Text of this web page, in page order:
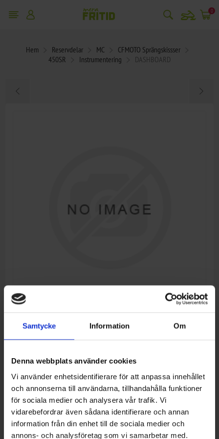
Samtycke Information Om
Denna webbplats använder cookies
Vi använder enhetsidentifierare för att anpassa innehållet
och annonserna till användarna, tillhandahålla funktioner
för sociala medier och analysera vår trafik. Vi
vidarebefordrar även sådana identifierare och annan
information från din enhet till de sociala medier och
annons- och analysföretag som vi samarbetar med.
snowmobile 0
Hem Reservdelar MC
CFMOTO Sprängskissser
450SR
Instrumentering DASHBOARD
DASHBOARD
Artikelnr: 6AQV-171000-1400
6.864,00 kr
LÄGG I VARUKORG